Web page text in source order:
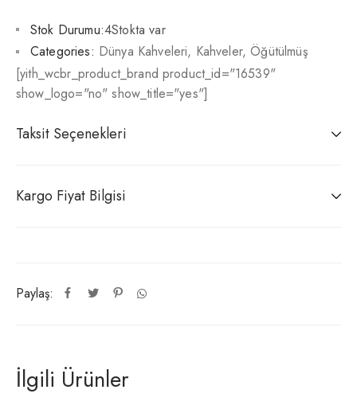
Stok Durumu:4Stokta var
Paylaş:
Categories: Dünya Kahveleri, Kahveler,Öğütülmüş
[yith_wcbr_product_brand product_id="16539"
show_logo="no" show_title="yes"]
Taksit Seçenekleri
Kargo Fiyat Bilgisi
İlgili Ürünler